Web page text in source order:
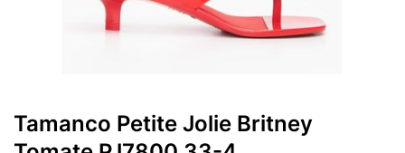
Tamanco Petite Jolie Britney